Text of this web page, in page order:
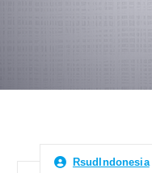
RsudIndonesia